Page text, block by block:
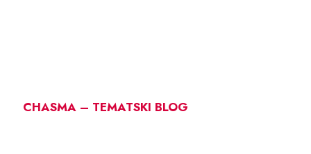
CHASMA – TEMATSKI BLOG